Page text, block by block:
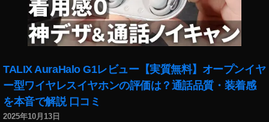
TALIX AuraHalo G1レビュー【実質無料】オープンイヤ
ー型ワイヤレスイヤホンの評価は？通話品質・装着感
を本音で解説 口コミ
2025年10月13日